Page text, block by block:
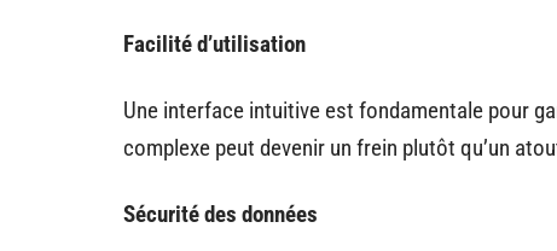
Facilité d’utilisation
Une interface intuitive est fondamentale pour
complexe peut devenir un frein plutôt qu’un
Sécurité des données